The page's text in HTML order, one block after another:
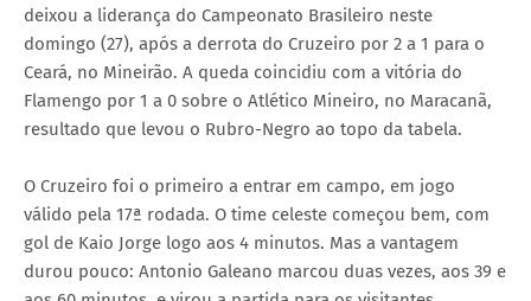
deixou a liderança do Campeonato Brasileiro neste
domingo (27), após a derrota do Cruzeiro por 2 a 1 para o
Ceará, no Mineirão. A queda coincidiu com a vitória do
Flamengo por 1 a 0 sobre o Atlético Mineiro, no Maracanã,
resultado que levou o Rubro-Negro ao topo da tabela.
O Cruzeiro foi o primeiro a entrar em campo, em jogo
válido pela 17ª rodada. O time celeste começou bem, com
gol de Kaio Jorge logo aos 4 minutos. Mas a vantagem
durou pouco: Antonio Galeano marcou duas vezes, aos 39 e